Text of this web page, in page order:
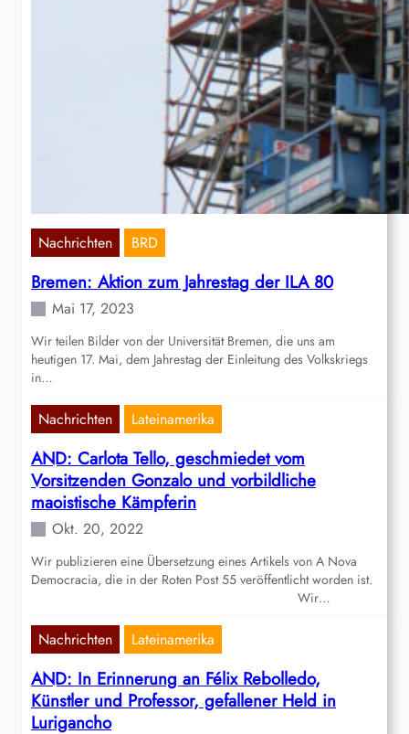
Nachrichten BRD
Bremen: Aktion zum Jahrestag der ILA 80
Mai 17, 2023
Wir teilen Bilder von der Universität Bremen, die uns am
heutigen 17. Mai, dem Jahrestag der Einleitung des Volkskriegs
in…
Nachrichten Lateinamerika
AND: Carlota Tello, geschmiedet vom
Vorsitzenden Gonzalo und vorbildliche
maoistische Kämpferin
Okt. 20, 2022
Wir publizieren eine Übersetzung eines Artikels von A Nova
Democracia, die in der Roten Post 55 veröffentlicht worden ist.
Wir…
Nachrichten Lateinamerika
AND: In Erinnerung an Félix Rebolledo,
Künstler und Professor, gefallener Held in
Lurigancho